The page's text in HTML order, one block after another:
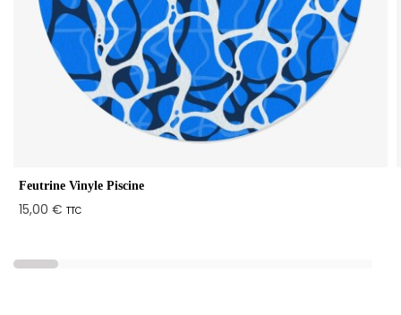
Feutrine Vinyle Piscine
15,00 € TTC